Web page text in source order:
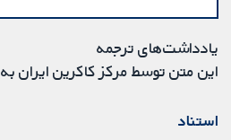
یادداشت‌های ترجمه
این متن توسط مرکز کاکرین
استناد